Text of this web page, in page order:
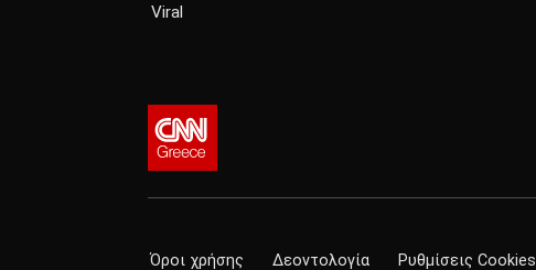
Viral
Όροι χρήσης Δεοντολογία Ρυθμίσεις Cookies